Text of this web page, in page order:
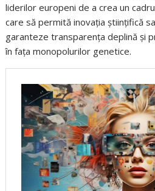
liderilor europeni de a crea un
care să permită inovația științifică
garanteze transparența deplină și
în fața monopolurilor genetice.